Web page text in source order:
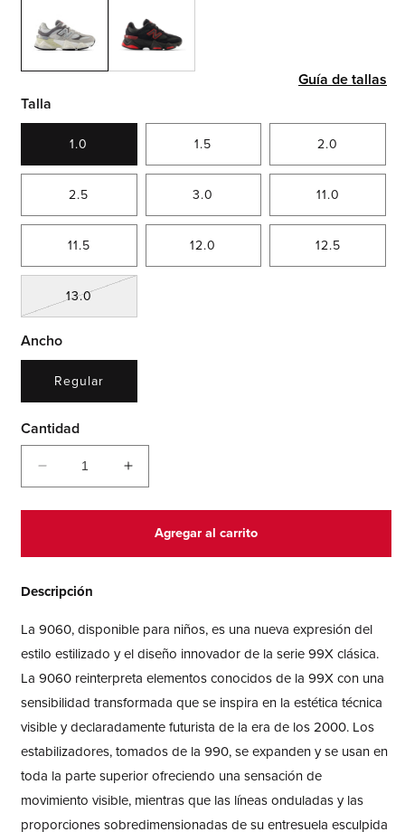
Talla
1.0 1.5 2.0
2.5 3.0 11.0
11.5 12.0 12.5
13.0Variante
disponible
Guía de tallas
Ancho
Regular
Cantidad
Reducir
cantidad
para
Aumentar
cantidad
para
9060Agregar al carrito
Descripción
La 9060, disponible para niños, es una nueva expresión del
estilo estilizado y el diseño innovador de la serie 99X clásica.
La 9060 reinterpreta elementos conocidos de la 99X con una
sensibilidad transformada que se inspira en la estética técnica
visible y declaradamente futurista de la era de los 2000. Los
estabilizadores, tomados de la 990, se expanden y se usan en
toda la parte superior ofreciendo una sensación de
movimiento visible, mientras que las líneas onduladas y las
proporciones sobredimensionadas de su entresuela esculpida